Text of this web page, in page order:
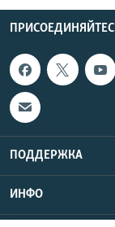
ПОДДЕРЖКА
ИНФО